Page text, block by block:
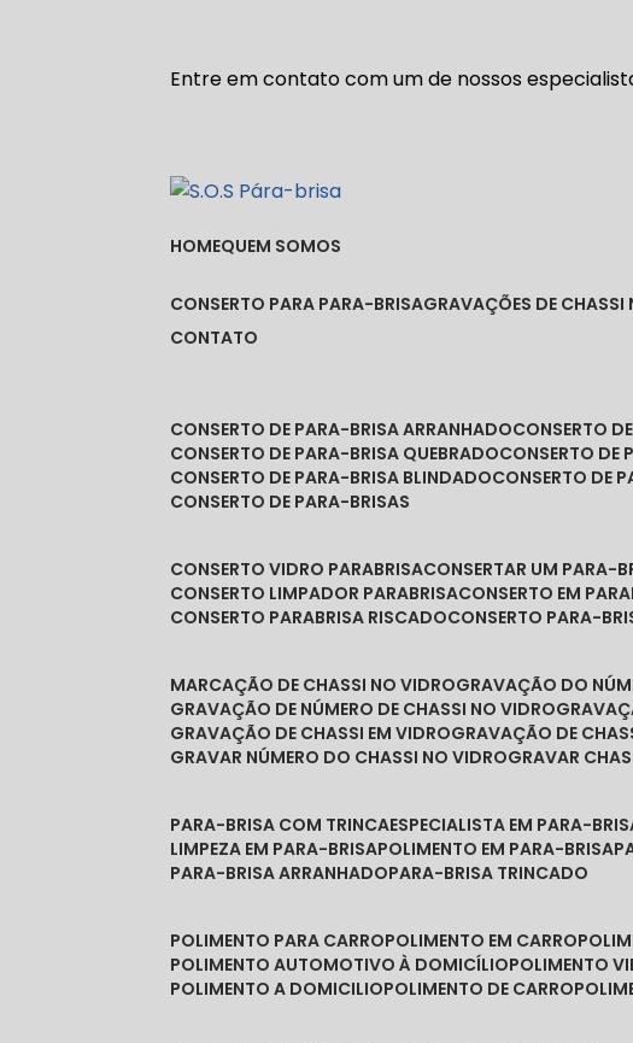
Entre em contato com um de nossos
HOME
QUEM SOMOS
CONSERTO PARA PARA-BRISA
GRAVAÇÕES DE
CONTATO
CONSERTO DE PARA-BRISA ARRANHADO
CONSERTO
CONSERTO DE PARA-BRISA QUEBRADO
CONSERTO
CONSERTO DE PARA-BRISA BLINDADO
CONSERTO DE
CONSERTO DE PARA-BRISAS
CONSERTO VIDRO PARABRISA CONSERTAR UM PARA-
CONSERTO LIMPADOR PARABRISA CONSERTO EM
CONSERTO PARABRISA RISCADO
CONSERTO PARA-
MARCAÇÃO DE CHASSI NO VIDRO
GRAVAÇÃO DO
GRAVAÇÃO DE NÚMERO DE CHASSI NO VIDRO
GRAVAÇÃO DE CHASSI EM VIDRO
GRAVAÇÃO DE
GRAVAR NÚMERO DO CHASSI NO VIDRO
GRAVAR
PARA-BRISA COM TRINCA ESPECIALISTA EM PARA-
LIMPEZA EM PARA-BRISA POLIMENTO EM PARA-BRISA
PARA-BRISA ARRANHADO PARA-BRISA TRINCADO
POLIMENTO PARA CARRO POLIMENTO EM CARRO
POLIMENTO AUTOMOTIVO À DOMICÍLIO POLIMENTO
POLIMENTO A DOMICILIO POLIMENTO DE CARRO